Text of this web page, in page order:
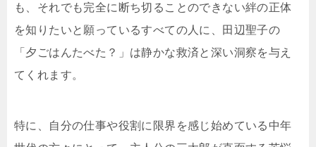
も、それでも完全に断ち切ることのできない絆の正体
を知りたいと願っているすべての人に、田辺聖子の
「夕ごはんたべた？」は静かな救済と深い洞察を与え
てくれます。
特に、自分の仕事や役割に限界を感じ始めている中年